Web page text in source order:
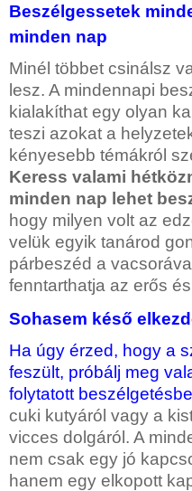
Beszélgessetek
minden nap
Minél többet csinálsz
lesz. A mindennapi
kialakíthat egy olyan
teszi azokat a
kényesebb témákról
Keress valami
minden nap lehet
hogy milyen volt az
velük egyik tanárod
párbeszéd a
fenntarthatja az erős
Sohasem késő
Ha úgy érzed, hogy a
feszült, próbálj meg
folytatott
cuki kutyáról vagy a
vicces dolgáról. A
nem csak egy jó
hanem egy elkopott